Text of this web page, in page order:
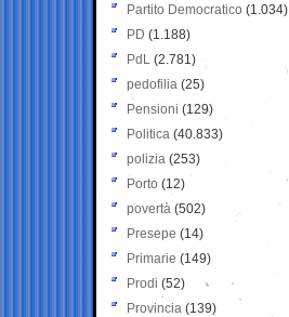
Partito Democratico (1.034)
PD (1.188)
PdL (2.781)
pedofilia (25)
Pensioni (129)
Politica (40.833)
polizia (253)
Porto (12)
povertà (502)
Presepe (14)
Primarie (149)
Prodi (52)
Provincia (139)